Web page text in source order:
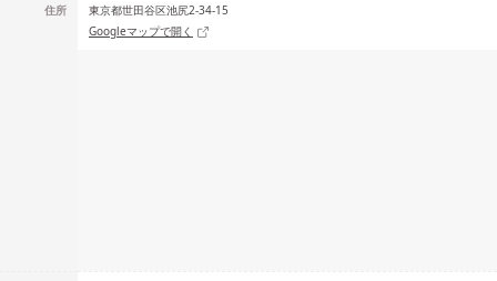
住所
東京都世田谷区池尻2-34-15
Googleマップで開く